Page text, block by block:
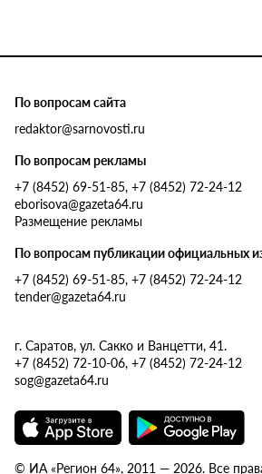
По вопросам сайта
redaktor@sarnovosti.ru
По вопросам рекламы
+7 (8452) 69-51-85, +7 (8452) 72-24-12
eborisova@gazeta64.ru
Размещение рекламы
По вопросам публикации официальных
+7 (8452) 69-51-85, +7 (8452) 72-24-12
tender@gazeta64.ru
г. Саратов, ул. Сакко и Ванцетти, 41.
+7 (8452) 72-10-06, +7 (8452) 72-24-12
sog@gazeta64.ru
© ИА «Регион 64», 2011 — 2026. Все